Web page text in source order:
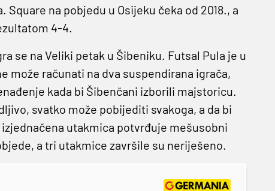
Square na pobjedu u Osijeku čeka od 2018., a
4-4.
se na Veliki petak u Šibeniku. Futsal Pula je u
može računati na dva suspendirana igrača,
kada bi Šibenčani izborili majstoricu.
svatko može pobijediti svakoga, a da bi
utakmica potvrđuje mešusobni
a tri utakmice završile su neriješeno.